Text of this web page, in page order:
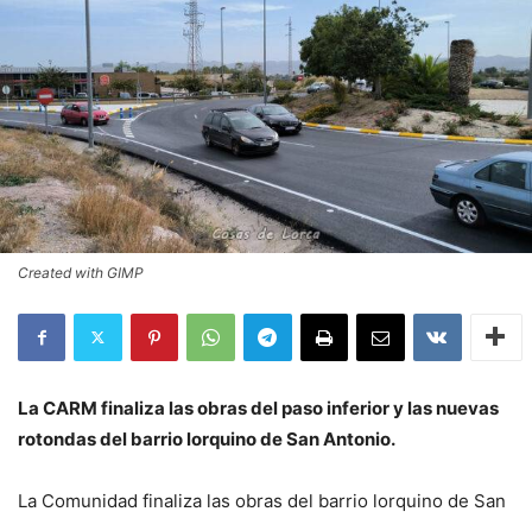
Created with GIMP
La CARM finaliza las obras del paso inferior y las nuevas
rotondas del barrio lorquino de San Antonio.
La Comunidad finaliza las obras del barrio lorquino de San